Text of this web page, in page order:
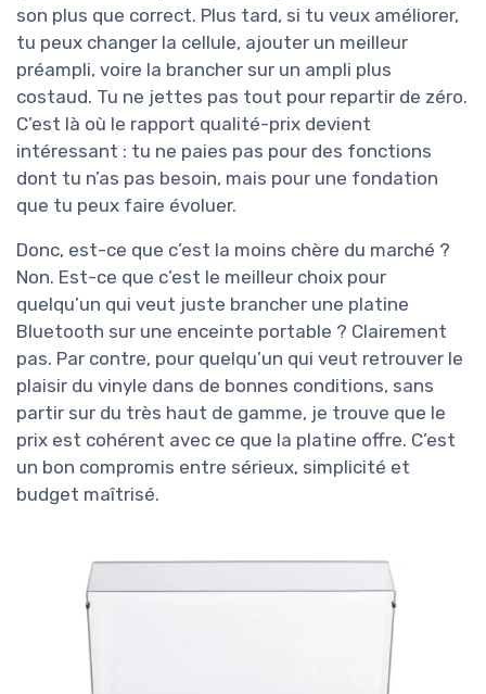
son plus que correct. Plus tard, si tu veux améliorer,
tu peux changer la cellule, ajouter un meilleur
préampli, voire la brancher sur un ampli plus
costaud. Tu ne jettes pas tout pour repartir de zéro.
C’est là où le rapport qualité-prix devient
intéressant : tu ne paies pas pour des fonctions
dont tu n’as pas besoin, mais pour une fondation
que tu peux faire évoluer.
Donc, est-ce que c’est la moins chère du marché ?
Non. Est-ce que c’est le meilleur choix pour
quelqu’un qui veut juste brancher une platine
Bluetooth sur une enceinte portable ? Clairement
pas. Par contre, pour quelqu’un qui veut retrouver le
plaisir du vinyle dans de bonnes conditions, sans
partir sur du très haut de gamme, je trouve que le
prix est cohérent avec ce que la platine offre. C’est
un bon compromis entre sérieux, simplicité et
budget maîtrisé.